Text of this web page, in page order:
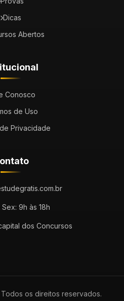
Dicas
Abertos
Conosco
de Uso
Privacidade
9h às 18h
dos Concursos
Todos os direitos reservados.